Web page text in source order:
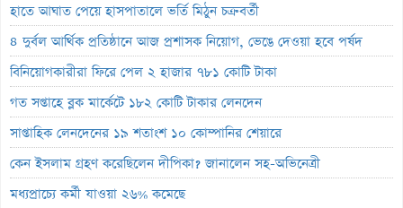
হাতে আঘাত পেয়ে হাসপাতালে ভর্তি মিঠুন চক্রবর্তী
৪ দুর্বল আর্থিক প্রতিষ্ঠানে আজ প্রশাসক নিয়োগ, ভেঙে দেওয়া হবে পর্ষদ
বিনিয়োগকারীরা ফিরে পেল ২ হাজার ৭৮১ কোটি টাকা
গত সপ্তাহে ব্লক মার্কেটে ১৮২ কোটি টাকার লেনদেন
সাপ্তাহিক লেনদেনের ১৯ শতাংশ ১০ কোম্পানির শেয়ারে
কেন ইসলাম গ্রহণ করেছিলেন দীপিকা? জানালেন সহ-অভিনেত্রী
মধ্যপ্রাচ্যে কর্মী যাওয়া ২৬% কমেছে